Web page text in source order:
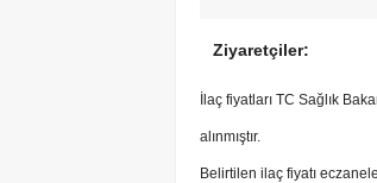
Ziyaretçiler:
İlaç fiyatları TC Sağlık
alınmıştır.
Belirtilen ilaç fiyatı